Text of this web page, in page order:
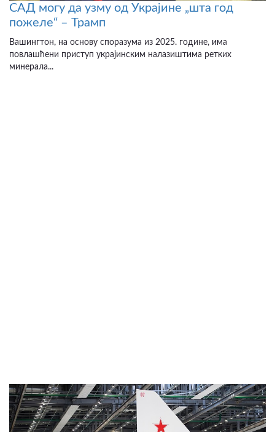
САД могу да узму од Украјине „шта год
пожеле“ – Трамп
Вашингтон, на основу споразума из 2025. године, има
повлашћени приступ украјинским налазиштима ретких
минерала...